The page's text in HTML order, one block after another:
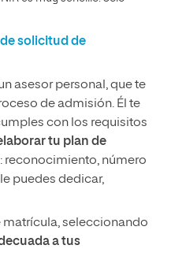
solicitud de
asesor personal, que te
de admisión. Él te
con los requisitos
tu plan de
: reconocimiento, número
puedes dedicar,
matrícula, seleccionando
a tus